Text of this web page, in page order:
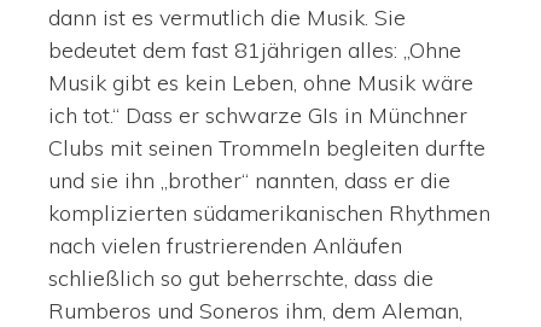
dann ist es vermutlich die Musik. Sie
bedeutet dem fast 81jährigen alles: „Ohne
Musik gibt es kein Leben, ohne Musik wäre
ich tot.“ Dass er schwarze GIs in Münchner
Clubs mit seinen Trommeln begleiten durfte
und sie ihn „brother“ nannten, dass er die
komplizierten südamerikanischen Rhythmen
nach vielen frustrierenden Anläufen
schließlich so gut beherrschte, dass die
Rumberos und Soneros ihm, dem Aleman,